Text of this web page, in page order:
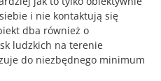
i nie kontaktują się
dba również o
ludzkich na terenie
do niezbędnego minimum